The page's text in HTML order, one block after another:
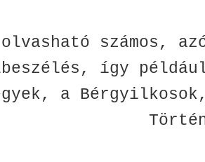
számos,
így
a